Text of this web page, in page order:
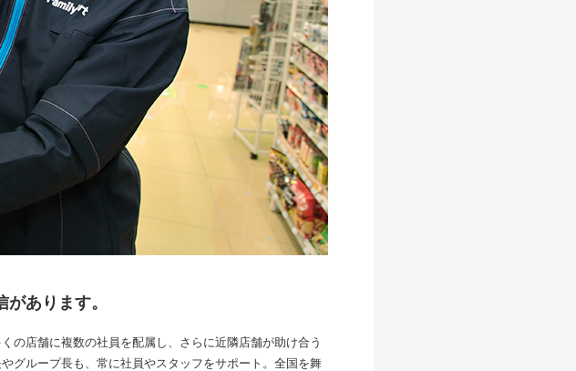
あります。
の店舗に複数の社員を配属し、さらに近隣店舗が助け合う
グループ長も、常に社員やスタッフをサポート。全国を舞